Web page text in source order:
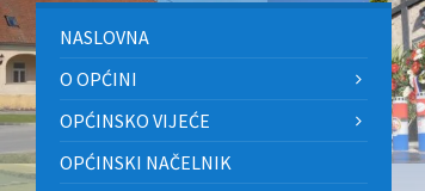
NASLOVNA
O OPĆINI
OPĆINSKO VIJEĆE
OPĆINSKI NAČELNIK